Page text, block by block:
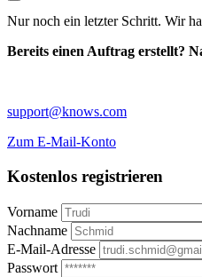
Nur noch ein letzter Schritt. Wir
Bereits einen Auftrag erstellt?
support@knows.com
Zum E-Mail-Konto
Kostenlos registrieren
Vorname
Nachname
E-Mail-Adresse
Passwort